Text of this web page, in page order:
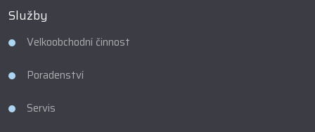
Služby
Velkoobchodní činnost
Poradenství
Servis